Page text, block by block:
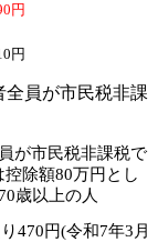
円
円
全員が市民税非課
が市民税非課税で
除額80万円とし
歳以上の人
470円(令和7年3月